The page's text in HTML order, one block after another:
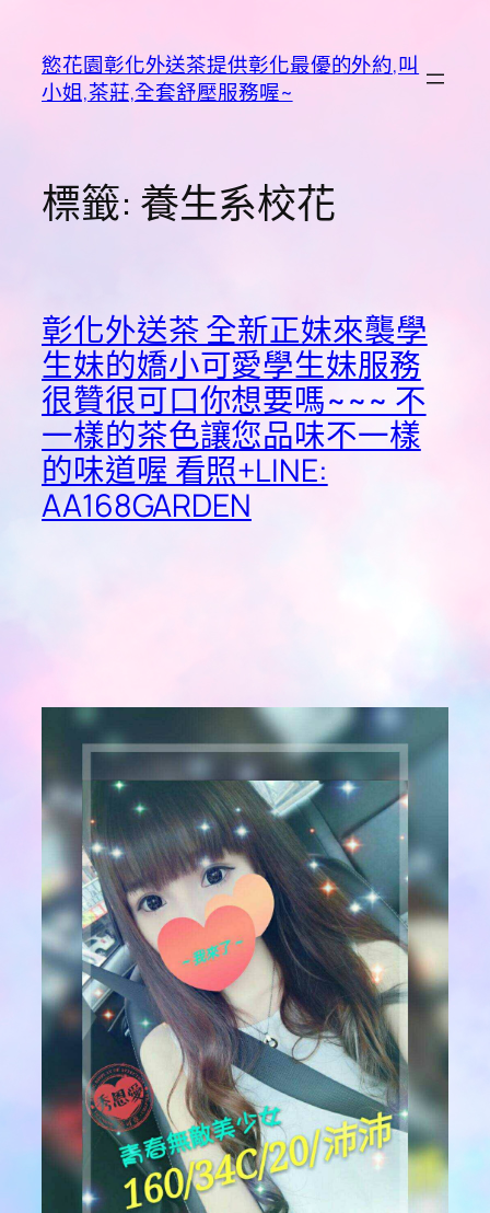
慾花園彰化外送茶提供彰化最優的外約,叫
小姐,茶莊,全套舒壓服務喔~
標籤: 養生系校花
彰化外送茶 全新正妹來襲學
生妹的嬌小可愛學生妹服務
很贊很可口你想要嗎~~~ 不
一樣的茶色讓您品味不一樣
的味道喔 看照+LINE:
AA168GARDEN